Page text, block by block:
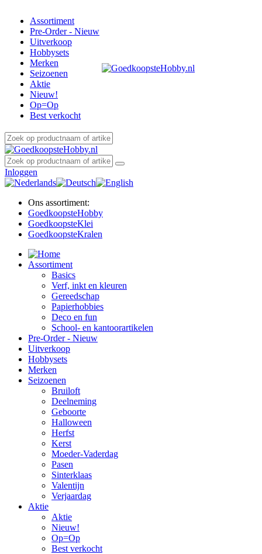
Assortiment
Pre-Order - Nieuw
Uitverkoop
Hobbysets
Merken
Seizoenen
Aktie
Nieuw!
Op=Op
Best verkocht
Inloggen
Ons assortiment:
GoedkoopsteHobby
GoedkoopsteKlei
GoedkoopsteKralen
Assortiment
Basics
Verf, inkt en kleuren
Gereedschap
Papierhobbies
Deco en fun
School- en kantoorartikelen
Pre-Order - Nieuw
Uitverkoop
Hobbysets
Merken
Seizoenen
Bruiloft
Deelneming
Geboorte
Halloween
Herfst
Kerst
Moeder-Vaderdag
Pasen
Sinterklaas
Valentijn
Verjaardag
Aktie
Aktie
Nieuw!
Op=Op
Best verkocht